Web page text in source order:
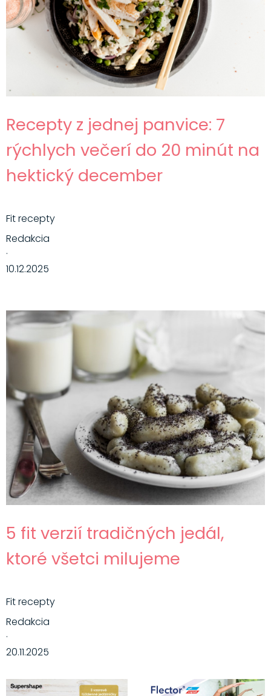
Recepty z jednej panvice: 7
rýchlych večerí do 20 minút na
hektický december
Fit recepty
Redakcia
·
10.12.2025
5 fit verzií tradičných jedál,
ktoré všetci milujeme
Fit recepty
Redakcia
·
20.11.2025